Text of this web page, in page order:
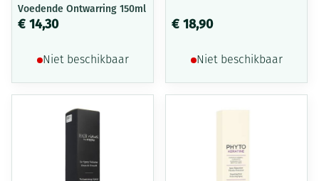
Voedende Ontwarring 150ml
€ 14,30
Niet beschikbaar
€ 18,90
Niet beschikbaar